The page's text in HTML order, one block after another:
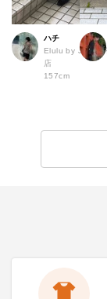
ハチ
Elulu by JAM 原
店
157cm